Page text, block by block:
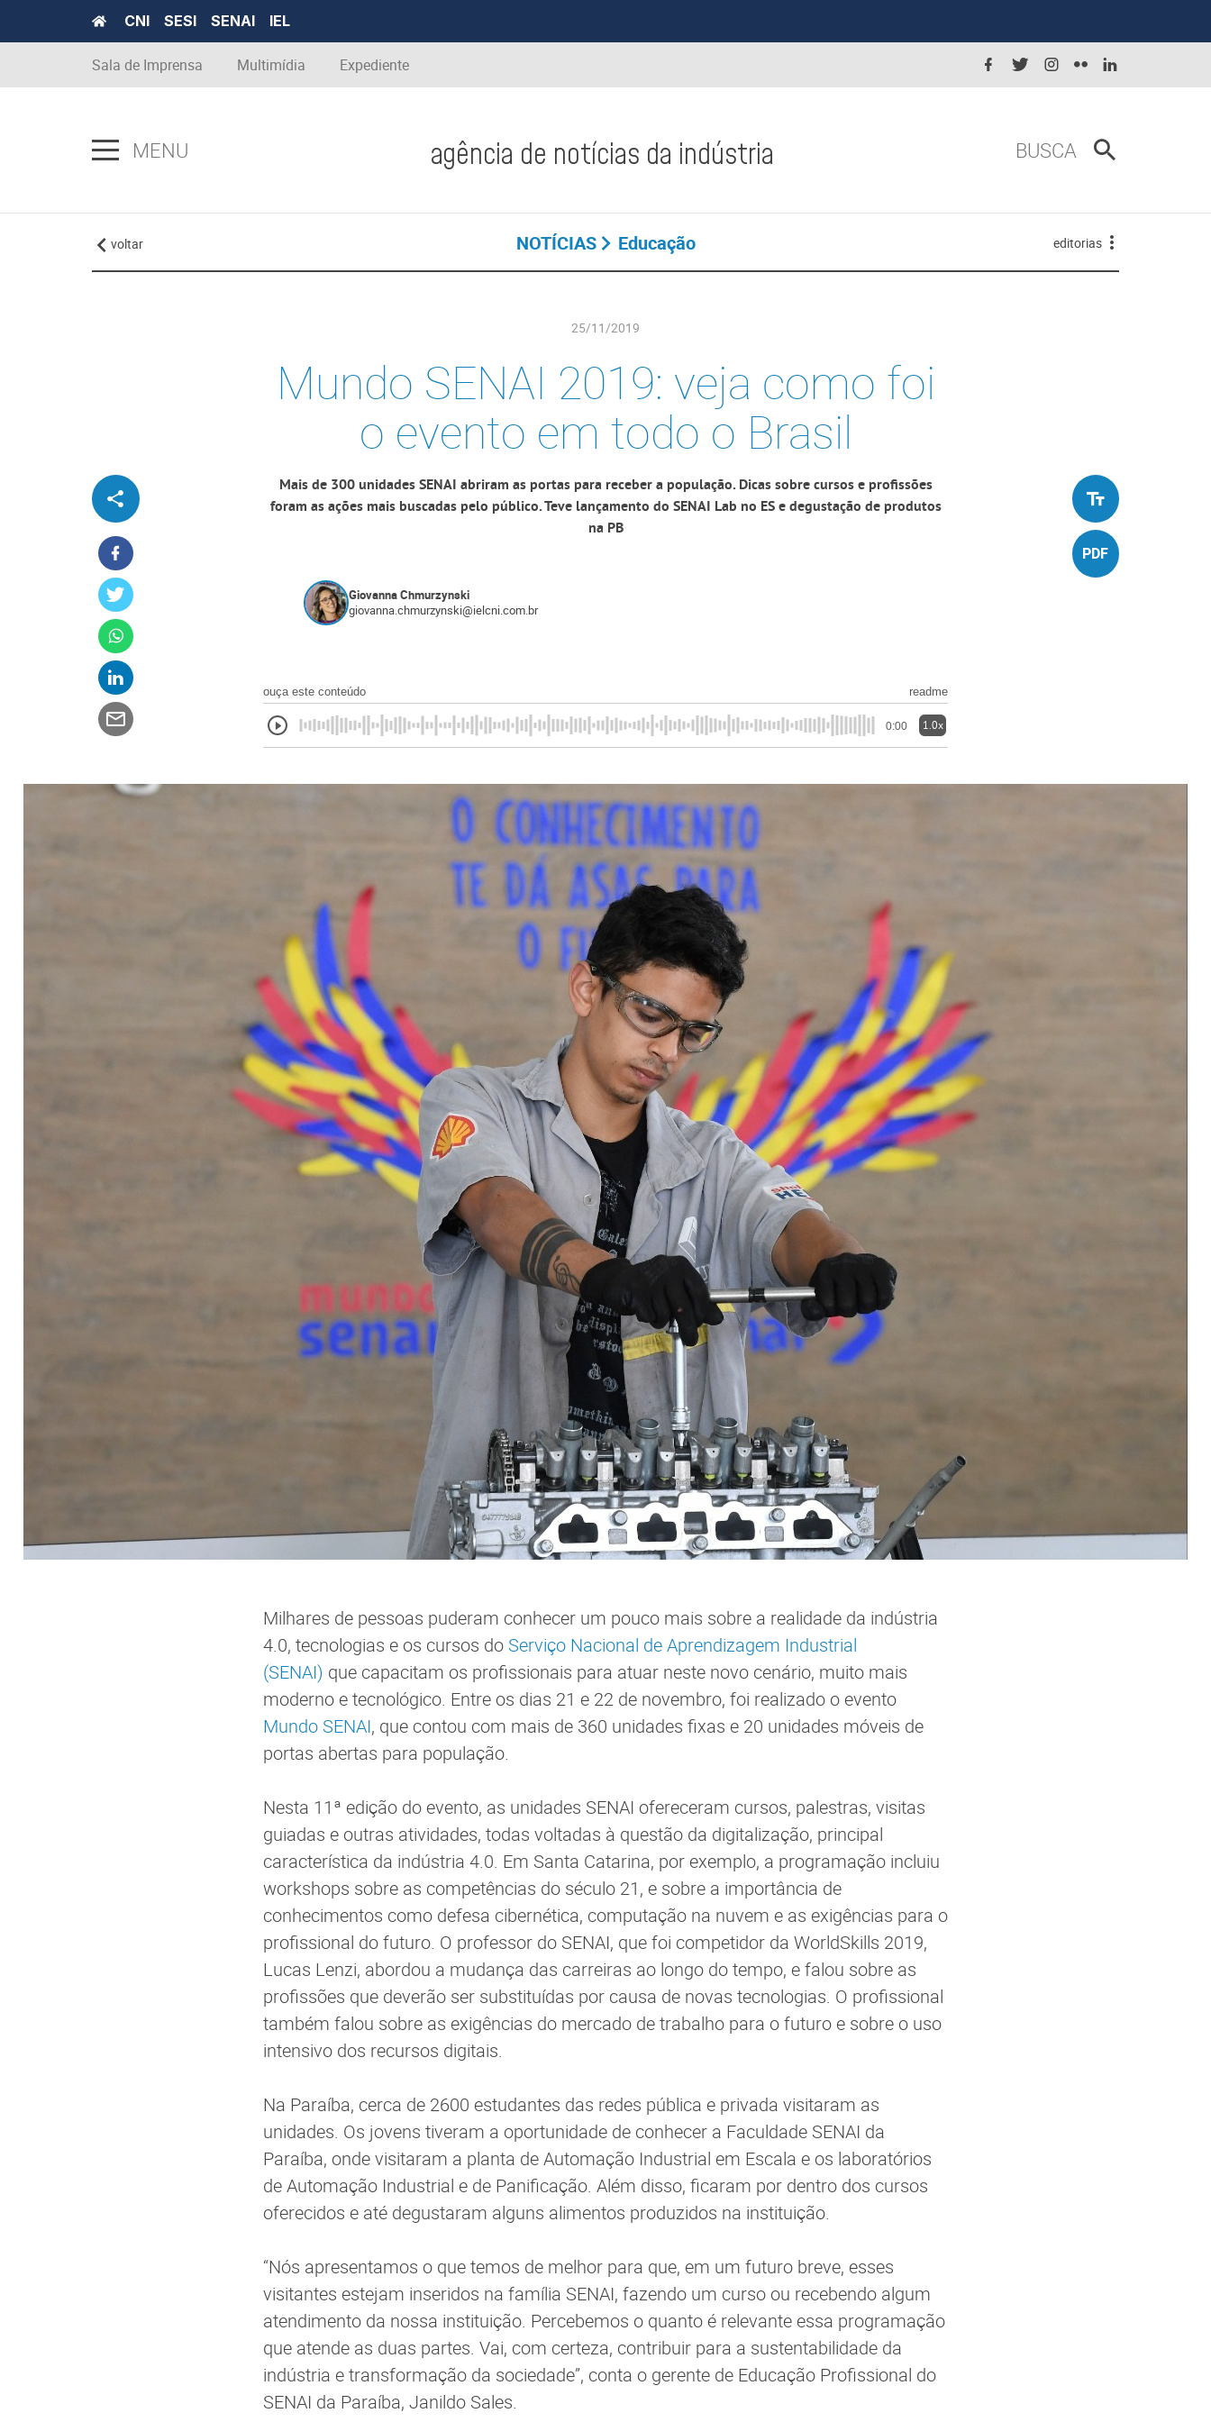
CNI SESI SENAI IEL
Sala de Imprensa Multimídia Expediente
MENU agência de notícias da indústria BUSCA
voltar NOTÍCIAS Educação editorias
25/11/2019
Mundo SENAI 2019: veja como foi
o evento em todo o Brasil
Mais de 300 unidades SENAI abriram as portas para receber a população. Dicas sobre cursos e profissões
foram as ações mais buscadas pelo público. Teve lançamento do SENAI Lab no ES e degustação de produtos
na PB
Giovanna Chmurzynski
giovanna.chmurzynski@ielcni.com.br
ouça este conteúdo readme
0:00 1.0x
Milhares de pessoas puderam conhecer um pouco mais sobre a realidade da indústria
4.0, tecnologias e os cursos do Serviço Nacional de Aprendizagem Industrial
(SENAI) que capacitam os profissionais para atuar neste novo cenário, muito mais
moderno e tecnológico. Entre os dias 21 e 22 de novembro, foi realizado o evento
Mundo SENAI, que contou com mais de 360 unidades fixas e 20 unidades móveis de
portas abertas para população.
Nesta 11ª edição do evento, as unidades SENAI ofereceram cursos, palestras, visitas
guiadas e outras atividades, todas voltadas à questão da digitalização, principal
característica da indústria 4.0. Em Santa Catarina, por exemplo, a programação incluiu
workshops sobre as competências do século 21, e sobre a importância de
conhecimentos como defesa cibernética, computação na nuvem e as exigências para o
profissional do futuro. O professor do SENAI, que foi competidor da WorldSkills 2019,
Lucas Lenzi, abordou a mudança das carreiras ao longo do tempo, e falou sobre as
profissões que deverão ser substituídas por causa de novas tecnologias. O profissional
também falou sobre as exigências do mercado de trabalho para o futuro e sobre o uso
intensivo dos recursos digitais.
Na Paraíba, cerca de 2600 estudantes das redes pública e privada visitaram as
unidades. Os jovens tiveram a oportunidade de conhecer a Faculdade SENAI da
Paraíba, onde visitaram a planta de Automação Industrial em Escala e os laboratórios
de Automação Industrial e de Panificação. Além disso, ficaram por dentro dos cursos
oferecidos e até degustaram alguns alimentos produzidos na instituição.
“Nós apresentamos o que temos de melhor para que, em um futuro breve, esses
visitantes estejam inseridos na família SENAI, fazendo um curso ou recebendo algum
atendimento da nossa instituição. Percebemos o quanto é relevante essa programação
que atende as duas partes. Vai, com certeza, contribuir para a sustentabilidade da
indústria e transformação da sociedade”, conta o gerente de Educação Profissional do
SENAI da Paraíba, Janildo Sales.